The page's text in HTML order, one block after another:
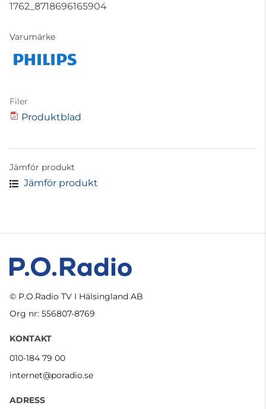
1762_8718696165904
Varumärke
Filer
Produktblad
Jämför produkt
Jämför produkt
© P.O.Radio TV I Hälsingland AB
Org nr: 556807-8769
KONTAKT
010-184 79 00
internet@poradio.se
ADRESS